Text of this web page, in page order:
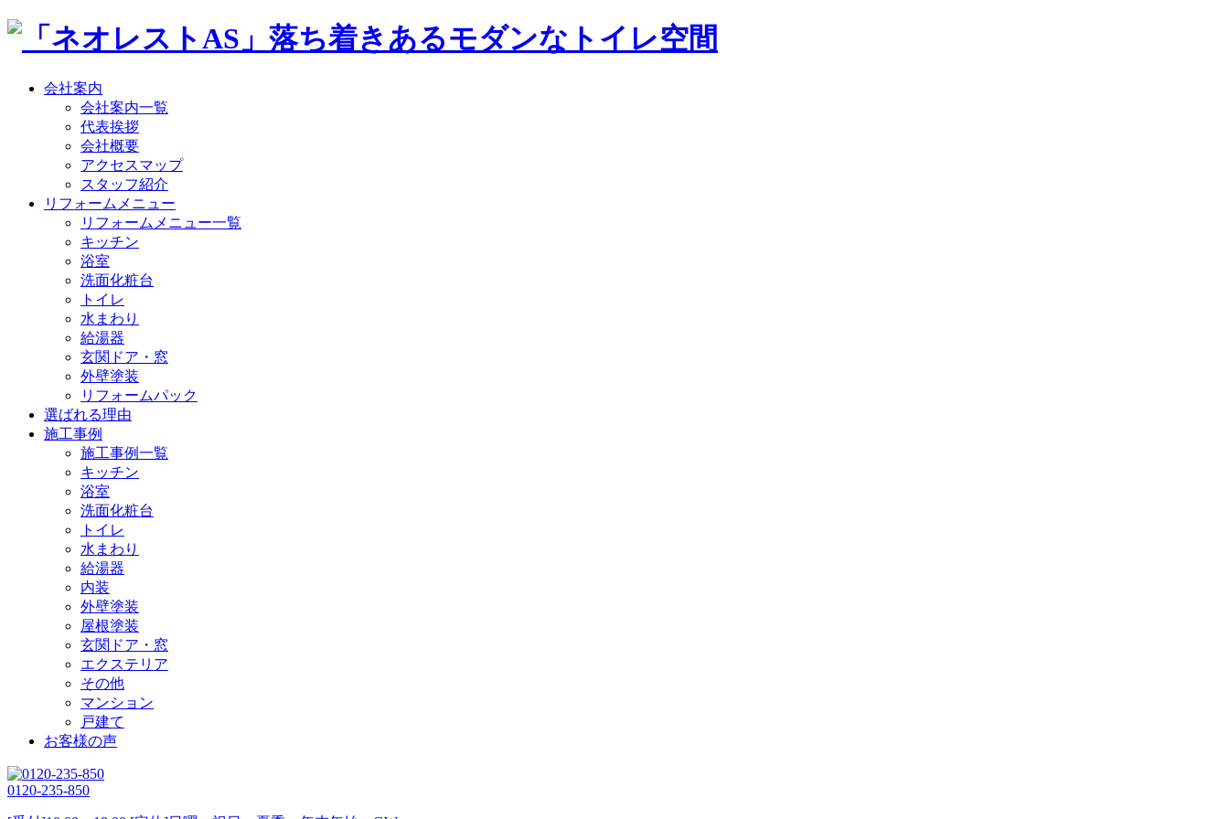
会社案内
会社案内一覧
代表挨拶
会社概要
アクセスマップ
スタッフ紹介
リフォームメニュー
リフォームメニュー一覧
キッチン
浴室
洗面化粧台
トイレ
水まわり
給湯器
玄関ドア・窓
外壁塗装
リフォームパック
選ばれる理由
施工事例
施工事例一覧
キッチン
浴室
洗面化粧台
トイレ
水まわり
給湯器
内装
外壁塗装
屋根塗装
玄関ドア・窓
エクステリア
その他
マンション
戸建て
お客様の声
0120-235-850